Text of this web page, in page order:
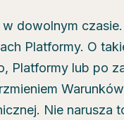
dowolnym
Platformy. O
Platformy lub po
Nie narusza